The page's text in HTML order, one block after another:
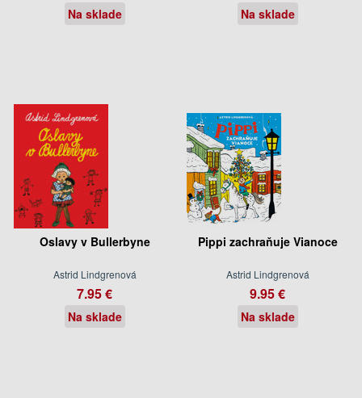
Na sklade Na sklade
Oslavy v Bullerbyne
Astrid Lindgrenová
7.95 €
Na sklade
Pippi zachraňuje Vianoce
Astrid Lindgrenová
9.95 €
Na sklade